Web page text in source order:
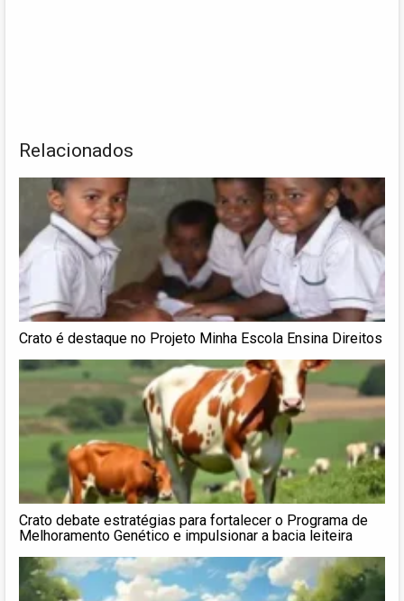
Relacionados
Crato é destaque no Projeto Minha Escola Ensina Direitos
Crato debate estratégias para fortalecer o Programa de
Melhoramento Genético e impulsionar a bacia leiteira